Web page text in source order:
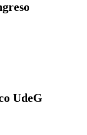
UdeG